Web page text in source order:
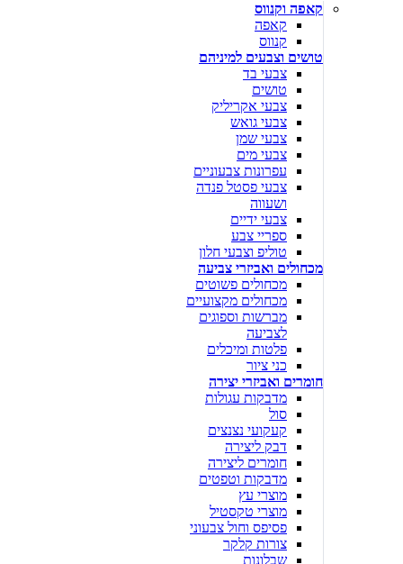
קאפה וקנווס
קאפה
קנווס
טושים וצבעים למיניהם
צבעי בד
טושים
צבעי אקריליק
צבעי גואש
צבעי שמן
צבעי מים
עפרונות צבעוניים
צבעי פסטל פנדה
ושעווה
צבעי ידיים
ספריי צבע
טוליפ וצבעי חלון
מכחולים ואביזרי צביעה
מכחולים פשוטים
מכחולים מקצועיים
מברשות וספוגים
לצביעה
פלטות ומיכלים
כני ציור
חומרים ואביזרי יצירה
מדבקות עגולות
סול
קעקועי נצנצים
דבק ליצירה
חומרים ליצירה
מדבקות וטפטים
מוצרי עץ
מוצרי טקסטיל
פסיפס וחול צבעוני
צורות קלקר
שבלונות